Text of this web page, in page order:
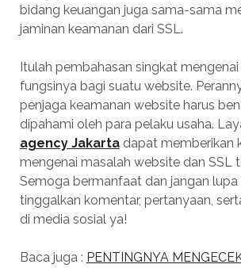
bidang keuangan juga sama-sama
jaminan keamanan dari SSL.
Itulah pembahasan singkat mengenai
fungsinya bagi suatu website.
penjaga keamanan website harus
dipahami oleh para pelaku usaha.
agency Jakartadapat memberikan
mengenai masalah website dan SSL
Semoga bermanfaat dan jangan lupa
tinggalkan komentar, pertanyaan,
di media sosial ya!
Baca juga : PENTINGNYA